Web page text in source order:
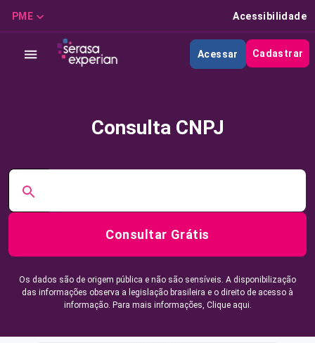
PME Acessibilidade
Acessar Cadastrar
Consulta CNPJ
Consultar Grátis
Os dados são de origem pública e não são sensíveis. A disponibilização
das informações observa a legislação brasileira e o direito de acesso à
informação. Para mais informações, Clique aqui.